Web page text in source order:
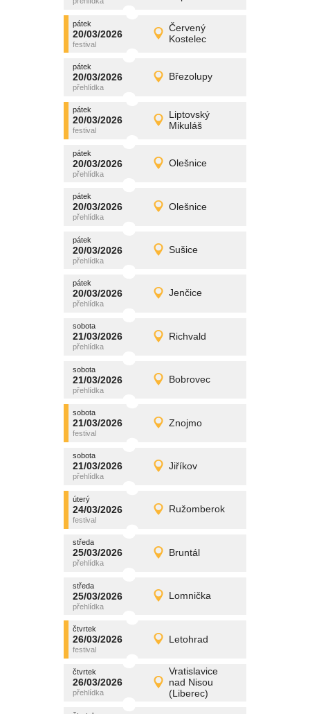
pátek
20/03/2026
Červený
Kostelec
pátek
20/03/2026 Detail
promítání
pátek
20/03/2026 Březolupy
pátek
20/03/2026 Detail
promítání
pátek
20/03/2026
Liptovský
Mikuláš
pátek
20/03/2026 Detail
promítání
pátek
20/03/2026 Olešnice
pátek
20/03/2026 Detail
promítání
pátek
20/03/2026 Olešnice
pátek
20/03/2026 Detail
promítání
pátek
20/03/2026 Sušice
pátek
20/03/2026 Detail
promítání
pátek
20/03/2026 Jenčice
pátek
20/03/2026 Detail
promítání
sobota
21/03/2026 Richvald
sobota
21/03/2026 Detail
promítání
sobota
21/03/2026 Bobrovec
sobota
21/03/2026 Detail
promítání
sobota
21/03/2026 Znojmo
sobota
21/03/2026 Detail
promítání
sobota
21/03/2026 Jiříkov
sobota
21/03/2026 Detail
promítání
úterý
24/03/2026 Ružomberok
úterý
24/03/2026 Detail
promítání
středa
25/03/2026 Bruntál
středa
25/03/2026 Detail
promítání
středa
25/03/2026 Lomnička
středa
25/03/2026 Detail
promítání
čtvrtek
26/03/2026 Letohrad
čtvrtek
26/03/2026 Detail
promítání
čtvrtek
26/03/2026
Vratislavice
nad Nisou
(Liberec)
čtvrtek
26/03/2026 Detail
promítání